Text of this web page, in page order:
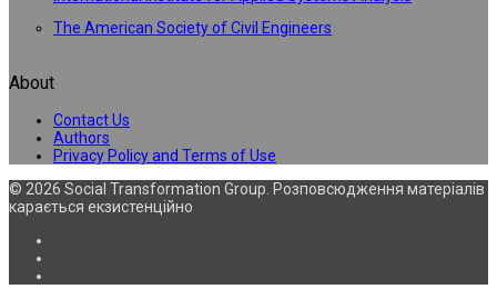
The American Society of Civil Engineers
About
Contact Us
Authors
Privacy Policy and Terms of Use
© 2026 Social Transformation Group. Розповсюдження матеріалів
карається екзистенційно